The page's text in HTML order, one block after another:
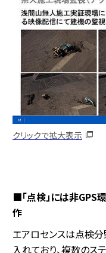
クリックで拡大表示
■「点検」には非GPS
作
エアロセンスは点検
入れており、複数のス